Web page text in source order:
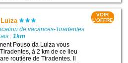
de vacances-Tiradentes
:1km
Pouso da Luiza vous
à 2 km de ce lieu
routière de Tiradentes. Il
VOIR
L'OFFRE